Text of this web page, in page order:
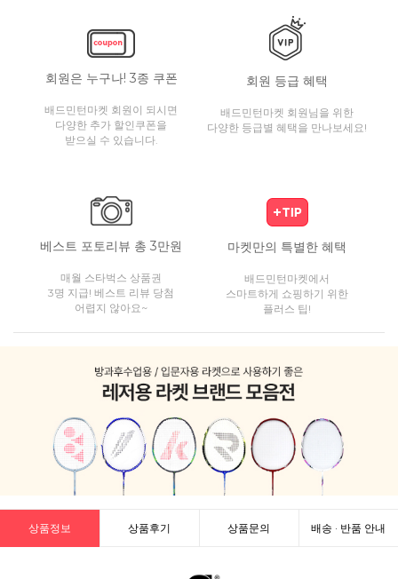
회원은 누구나! 3종 쿠폰
배드민턴마켓 회원이 되시면
다양한 추가 할인쿠폰을
받으실 수 있습니다.
회원 등급 혜택
배드민턴마켓 회원님을 위한
다양한 등급별 혜택을 만나보세요!
베스트 포토리뷰 총 3만원
매월 스타벅스 상품권
3명 지급! 베스트 리뷰 당첨
어렵지 않아요~
마켓만의 특별한 혜택
배드민턴마켓에서
스마트하게 쇼핑하기 위한
플러스 팁!
상품정보 상품후기 상품문의 배송 · 반품 안내